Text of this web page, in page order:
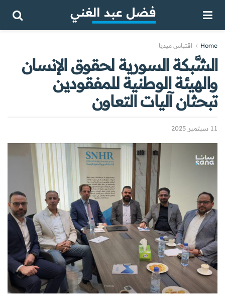
Home اقتباس ميديا
الشَّبكة السورية لحقوق الإنسان
والهيئة الوطنية للمفقودين
تبحثان آليات التعاون
11 سبتمبر 2025